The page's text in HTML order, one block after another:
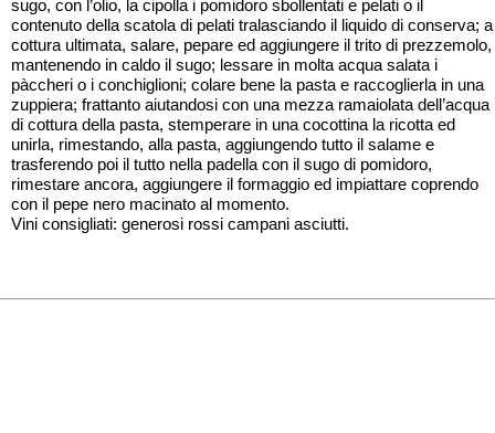
sugo, con l’olio, la cipolla i pomidoro sbollentati e pelati o il
contenuto della scatola di pelati tralasciando il liquido di conserva; a
cottura ultimata, salare, pepare ed aggiungere il trito di prezzemolo,
mantenendo in caldo il sugo; lessare in molta acqua salata i
pàccheri o i conchiglioni; colare bene la pasta e raccoglierla in una
zuppiera; frattanto aiutandosi con una mezza ramaiolata dell’acqua
di cottura della pasta, stemperare in una cocottina la ricotta ed
unirla, rimestando, alla pasta, aggiungendo tutto il salame e
trasferendo poi il tutto nella padella con il sugo di pomidoro,
rimestare ancora, aggiungere il formaggio ed impiattare coprendo
con il pepe nero macinato al momento.
Vini consigliati: generosi rossi campani asciutti.